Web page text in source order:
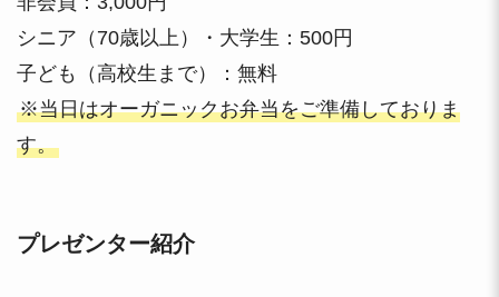
シニア（70歳以上）・大学生：500円
子ども（高校生まで）：無料
※当日はオーガニックお弁当をご準備しておりま
す。
プレゼンター紹介